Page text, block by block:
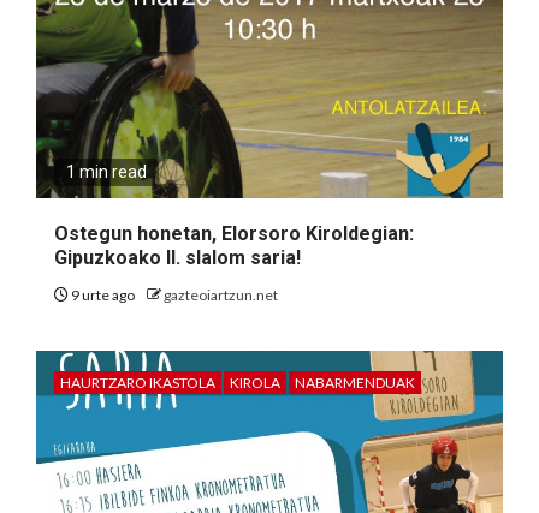
1 min read
Ostegun honetan, Elorsoro Kiroldegian:
Gipuzkoako II. slalom saria!
9 urte ago gazteoiartzun.net
HAURTZARO IKASTOLA KIROLA NABARMENDUAK